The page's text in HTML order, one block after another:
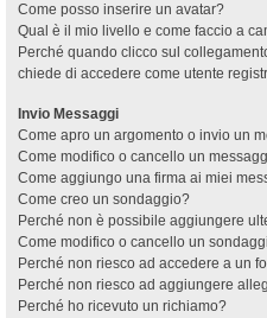
Come posso inserire un avatar?
Qual è il mio livello e come faccio a
Perché quando clicco sul
chiede di accedere come utente
Invio Messaggi
Come apro un argomento o invio un
Come modifico o cancello un
Come aggiungo una firma ai miei
Come creo un sondaggio?
Perché non è possibile aggiungere
Come modifico o cancello un
Perché non riesco ad accedere a un
Perché non riesco ad aggiungere
Perché ho ricevuto un richiamo?